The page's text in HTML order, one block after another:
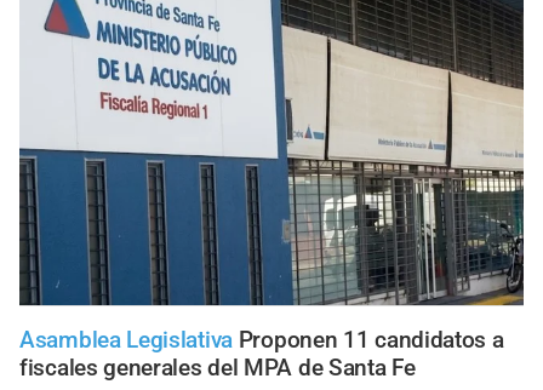
Asamblea Legislativa Proponen 11 candidatos a
fiscales generales del MPA de Santa Fe